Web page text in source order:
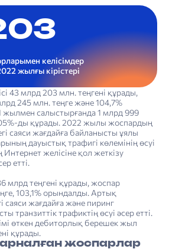
келісімдер
жылғы кірістері
43 млрд 203 млн. теңгені құрады,
245 млн. теңге және 104,7%
жылмен салыстырғанда 1 млрд 999
ды құрады. 2022 жылы жоспардың
саяси жағдайға байланысты ұялы
дауыстық трафигі көлемінің өсуі
желісіне қол жеткізу
етті.
теңгені құрады, жоспар
103,1% орындалды. Артық
саяси жағдайға және пиринг
транзиттік трафиктің өсуі әсер етті.
өткен дебиторлық берешек жыл
құрады.
жоспарлар